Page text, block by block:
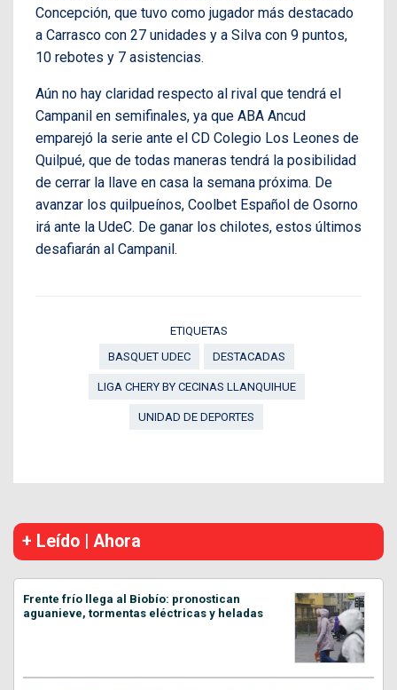
Concepción, que tuvo como jugador más destacado
a Carrasco con 27 unidades y a Silva con 9 puntos,
10 rebotes y 7 asistencias.
Aún no hay claridad respecto al rival que tendrá el
Campanil en semifinales, ya que ABA Ancud
emparejó la serie ante el CD Colegio Los Leones de
Quilpué, que de todas maneras tendrá la posibilidad
de cerrar la llave en casa la semana próxima. De
avanzar los quilpueínos, Coolbet Español de Osorno
irá ante la UdeC. De ganar los chilotes, estos últimos
desafiarán al Campanil.
ETIQUETAS
BASQUET UDEC
DESTACADAS
LIGA CHERY BY CECINAS LLANQUIHUE
UNIDAD DE DEPORTES
+ Leído | Ahora
Frente frío llega al Biobío: pronostican
aguanieve, tormentas eléctricas y heladas